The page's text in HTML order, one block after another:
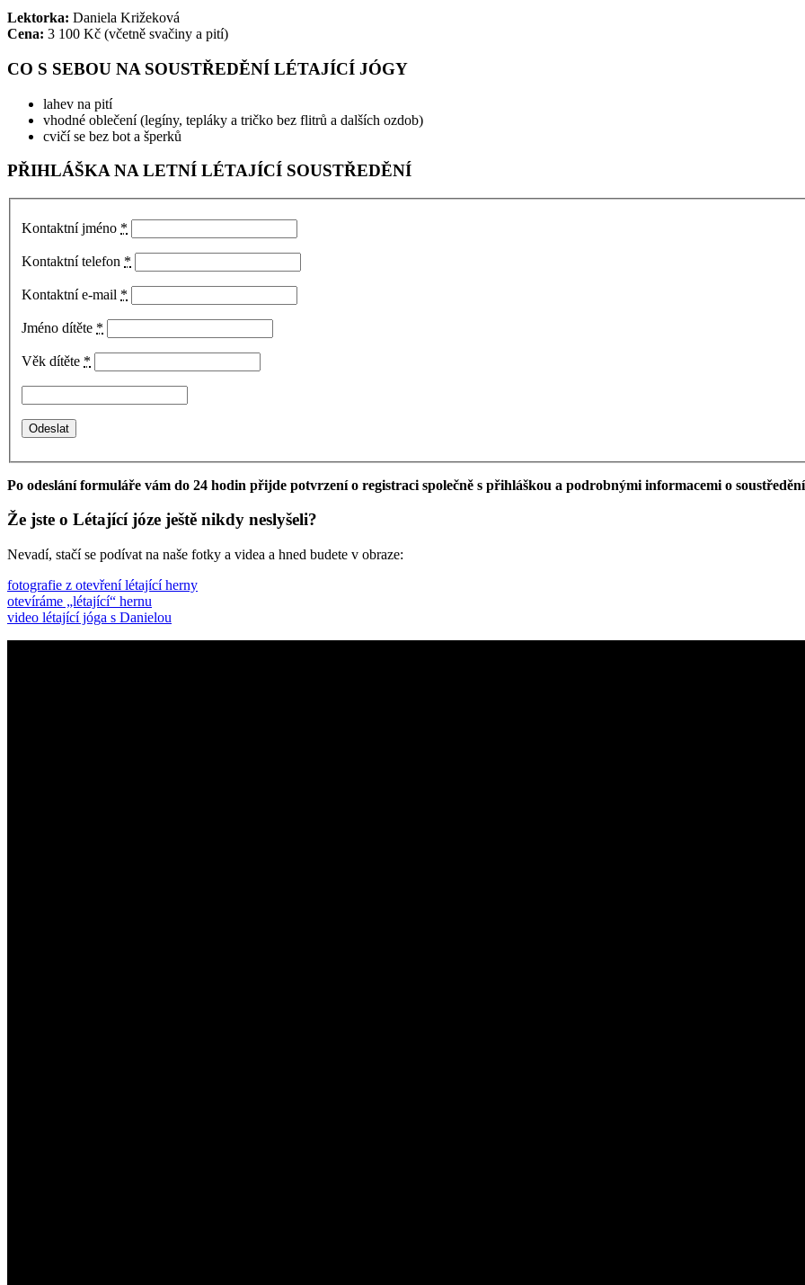
Lektorka: Daniela Križeková
Cena: 3 100 Kč (včetně svačiny a pití)
CO S SEBOU NA SOUSTŘEDĚNÍ LÉTAJÍCÍ JÓGY
lahev na pití
vhodné oblečení (legíny, tepláky a tričko bez flitrů a dalších ozdob)
cvičí se bez bot a šperků
PŘIHLÁŠKA NA LETNÍ LÉTAJÍCÍ SOUSTŘEDĚNÍ
Kontaktní jméno *
Kontaktní telefon *
Kontaktní e-mail *
Jméno dítěte *
Věk dítěte *
Po odeslání formuláře vám do 24 hodin přijde potvrzení o registraci společně s přihláškou a podrobnými informacemi o
Že jste o Létající józe ještě nikdy neslyšeli?
Nevadí, stačí se podívat na naše fotky a videa a hned budete v obraze:
fotografie z otevření létající herny
otevíráme „létající“ hernu
video létající jóga s Danielou